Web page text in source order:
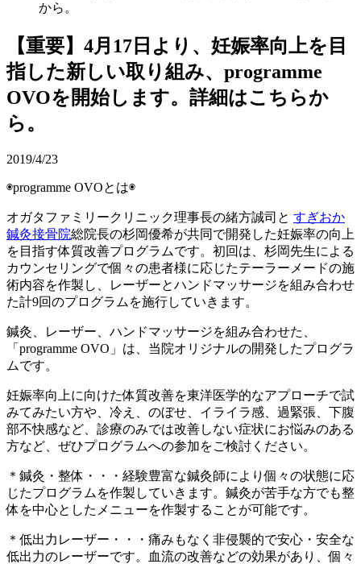
から。
【重要】4月17日より、妊娠率向上を目
指した新しい取り組み、programme
OVOを開始します。詳細はこちらか
ら。
2019/4/23
◉programme OVOとは◉
オガタファミリークリニック理事⻑の緒方誠司と すぎおか
鍼灸接骨院総院⻑の杉岡優希が共同で開発した妊娠率の向上
を目指す体質改善プログラムです。初回は、杉岡先生による
カウンセリングで個々の患者様に応じたテーラーメードの施
術内容を作製し、レーザーとハンドマッサージを組み合わせ
た計9回のプログラムを施行していきます。
鍼灸、レーザー、ハンドマッサージを組み合わせた、
「programme OVO」は、当院オリジナルの開発したプログラ
ムです。
妊娠率向上に向けた体質改善を東洋医学的なアプローチで試
みてみたい方や、冷え、のぼせ、イライラ感、過緊張、下腹
部不快感など、診療のみでは改善しない症状にお悩みのある
方など、ぜひプログラムへの参加をご検討ください。
＊鍼灸・整体・・・経験豊富な鍼灸師により個々の状態に応
じたプログラムを作製していきます。鍼灸が苦手な方でも整
体を中心としたメニューを作製することが可能です。
＊低出力レーザー・・・痛みもなく非侵襲的で安心・安全な
低出力のレーザーです。血流の改善などの効果があり、個々